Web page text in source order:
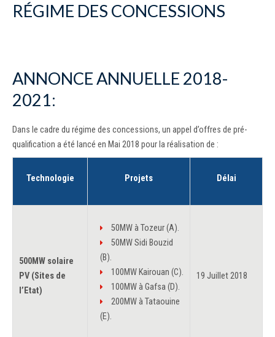
RÉGIME DES CONCESSIONS
ANNONCE ANNUELLE 2018-
2021:
Dans le cadre du régime des concessions, un appel d’offres de pré-
qualification a été lancé en Mai 2018 pour la réalisation de :
Technologie Projets Délai
500MW solaire
PV (Sites de
l’Etat)
50MW à Tozeur (A).
50MW Sidi Bouzid
(B).
100MW Kairouan (C).
100MW à Gafsa (D).
200MW à Tataouine
(E).
19 Juillet 2018